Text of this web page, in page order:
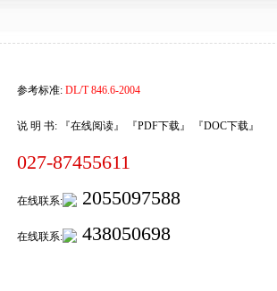
参考标准: DL/T 846.6-2004
说 明 书: 『在线阅读』 『PDF下载』 『DOC下载』
027-87455611
在线联系: 2055097588
在线联系: 438050698